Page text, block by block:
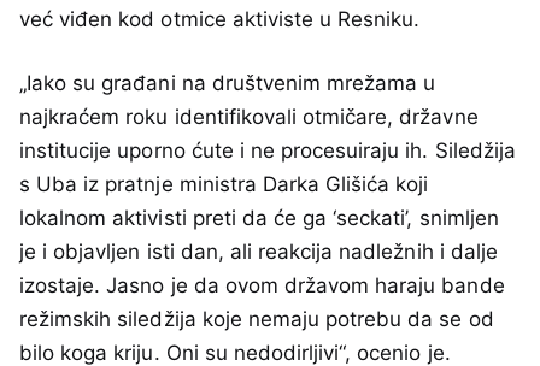
već viđen kod otmice aktiviste u Resniku.
„Iako su građani na društvenim mrežama u
najkraćem roku identifikovali otmičare, državne
institucije uporno ćute i ne procesuiraju ih. Siledžija
s Uba iz pratnje ministra Darka Glišića koji
lokalnom aktivisti preti da će ga ‘seckati’, snimljen
je i objavljen isti dan, ali reakcija nadležnih i dalje
izostaje. Jasno je da ovom državom haraju bande
režimskih siledžija koje nemaju potrebu da se od
bilo koga kriju. Oni su nedodirljivi“, ocenio je.